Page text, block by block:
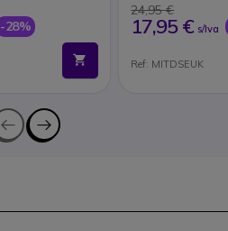
-28%
24,95 €
17,95 € s/Iva
Ref: MITDSEUK